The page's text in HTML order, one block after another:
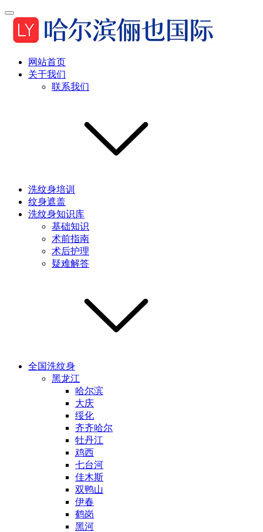
网站首页
关于我们
联系我们
洗纹身培训
纹身遮盖
洗纹身知识库
基础知识
术前指南
术后护理
疑难解答
全国洗纹身
黑龙江
哈尔滨
大庆
绥化
齐齐哈尔
牡丹江
鸡西
七台河
佳木斯
双鸭山
伊春
鹤岗
黑河